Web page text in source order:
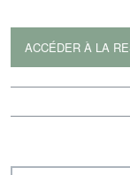
ACCÉDER À LA